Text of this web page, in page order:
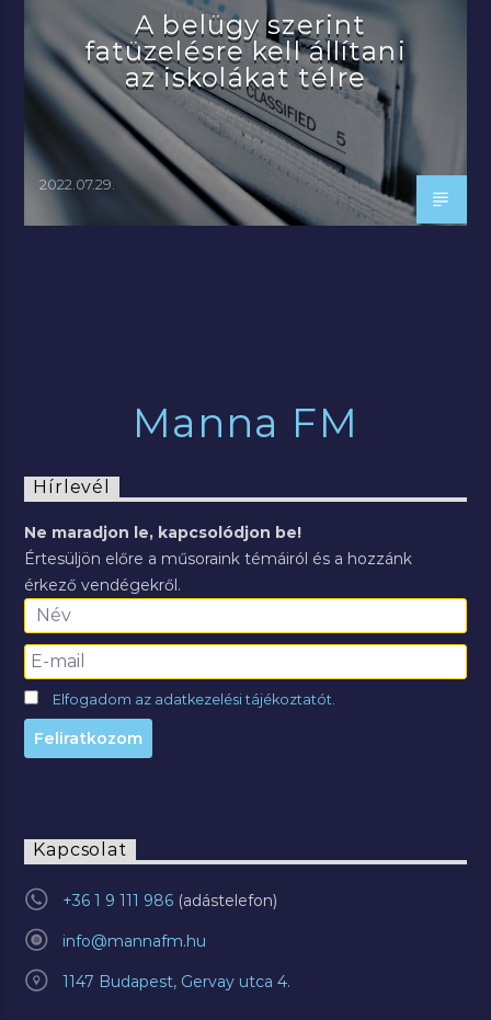
A belügy szerint
fatüzelésre kell állítani
az iskolákat télre
2022.07.29.
Manna FM
Hírlevél
Ne maradjon le, kapcsolódjon be!
Értesüljön előre a műsoraink témáiról és a hozzánk
érkező vendégekről.
Elfogadom az adatkezelési tájékoztatót.
Kapcsolat
+36 1 9 111 986
info@mannafm.hu
1147 Budapest, Gervay utca 4.